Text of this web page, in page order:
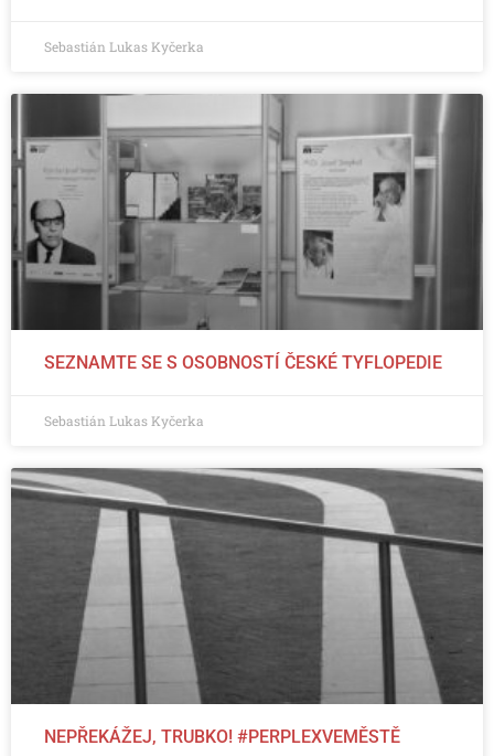
Sebastián Lukas Kyčerka
SEZNAMTE SE S OSOBNOSTÍ ČESKÉ TYFLOPEDIE
Sebastián Lukas Kyčerka
NEPŘEKÁŽEJ, TRUBKO! #PERPLEXVEMĚSTĚ